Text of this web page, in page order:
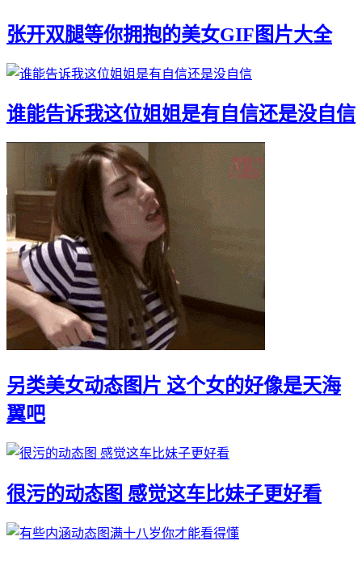
张开双腿等你拥抱的美女GIF图片大全
谁能告诉我这位姐姐是有自信还是没自信
另类美女动态图片 这个女的好像是天海
翼吧
很污的动态图 感觉这车比妹子更好看